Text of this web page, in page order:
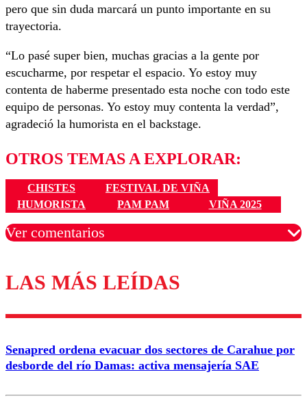
pero que sin duda marcará un punto importante en su
trayectoria.
“Lo pasé super bien, muchas gracias a la gente por
escucharme, por respetar el espacio. Yo estoy muy
contenta de haberme presentado esta noche con todo este
equipo de personas. Yo estoy muy contenta la verdad”,
agradeció la humorista en el backstage.
OTROS TEMAS A EXPLORAR:
CHISTES
FESTIVAL DE VIÑA
HUMORISTA
PAM PAM VIÑA 2025
Ver comentarios
Los comentarios son moderados para garantizar un
diálogo respetuoso.
Correo
LAS MÁS LEÍDAS
Senapred ordena evacuar dos sectores de Carahue por
desborde del río Damas: activa mensajería SAE